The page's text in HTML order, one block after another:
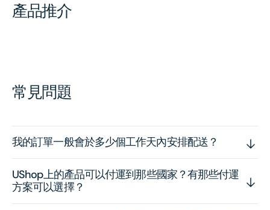
產品推介
常見問題
我的訂單一般會於多少個工作天內安排配送？
UShop上的產品可以付運到那些國家？有那些付運
方案可以選擇？